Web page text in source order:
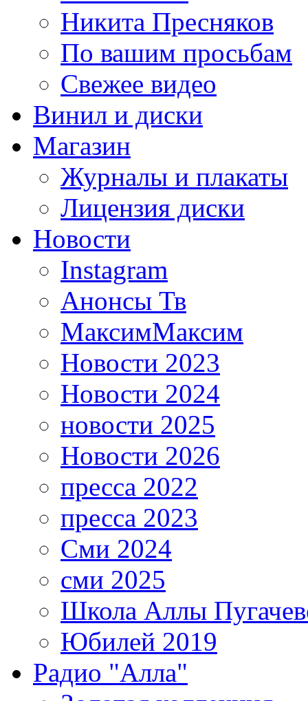
Никита Пресняков
По вашим просьбам
Свежее видео
Винил и диски
Магазин
Журналы и плакаты
Лицензия диски
Новости
Instagram
Анонсы Тв
МаксимМаксим
Новости 2023
Новости 2024
новости 2025
Новости 2026
пресса 2022
пресса 2023
Сми 2024
сми 2025
Школа Аллы
Юбилей 2019
Радио "Алла"